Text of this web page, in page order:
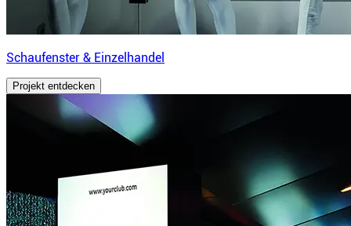
Schaufenster & Einzelhandel
Projekt entdecken